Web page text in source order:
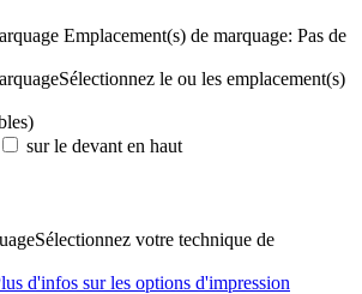
Emplacement(s) de marquage: Pas de
Sélectionnez le ou les emplacement(s)
sur le devant en haut
Sélectionnez votre technique de
d'infos sur les options d'impression